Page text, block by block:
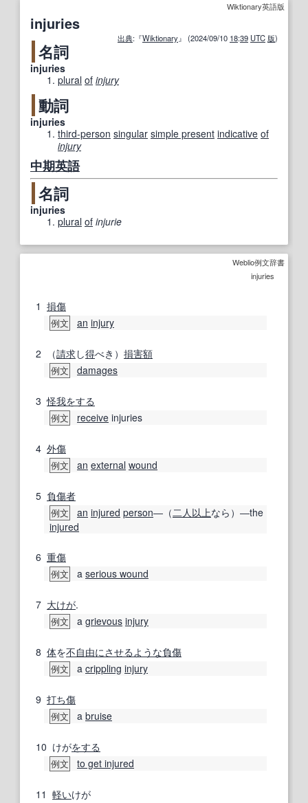
Wiktionary英語版
injuries
出典:『Wiktionary』 (2024/09/10 18:39 UTC 版)
名詞
injuries
plural of injury
動詞
injuries
third-person singular simple present indicative of
injury
中期英語
名詞
injuries
plural of injurie
Weblio例文辞書
injuries
1 損傷
例文 an injury
2 （請求し得べき） 損害額
例文 damages
3 怪我をする
例文 receive injuries
4 外傷
例文 an external wound
5 負傷者
例文 an injured person―（二人以上なら）―the
injured
6 重傷
例文 a serious wound
7 大けが.
例文 a grievous injury
8 体を不自由にさせるような負傷
例文 a crippling injury
9 打ち傷
例文 a bruise
10 けがをする
例文 to get injured
11 軽いけが